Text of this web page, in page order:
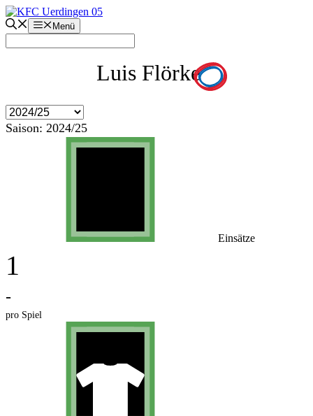
Zum
Inhalt
springen
Menü
Luis Flörke
Saison: 2024/25
Einsätze
1
-
pro Spiel